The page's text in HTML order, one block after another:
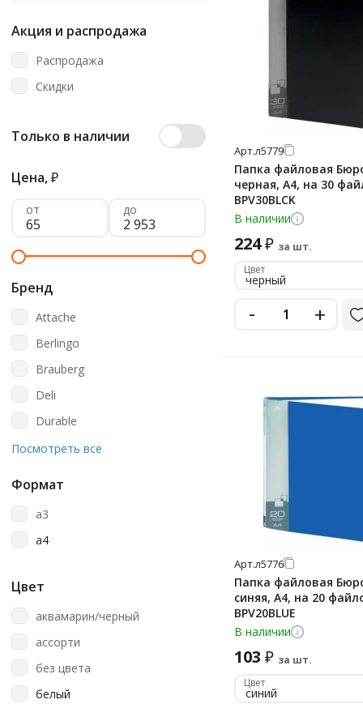
Акция и распродажа
Распродажа
Скидки
Только в наличии
Цена,₽
от до
Бренд
Attache
Berlingo
Brauberg
Deli
Durable
Erich Krause
Офисмаг
Стамм
Посмотреть все
Формат
a3
a4
Цвет
аквамарин/черный
ассорти
без цвета
белый
Арт.л5779
Папка файловая
черная, А4, на 30
BPV30BLCK
В наличии
224₽ за шт.
Цвет
черный
- +
Арт.л5776
Папка файловая
синяя, А4, на 20
BPV20BLUE
В наличии
103 ₽ за шт.
Цвет
синий